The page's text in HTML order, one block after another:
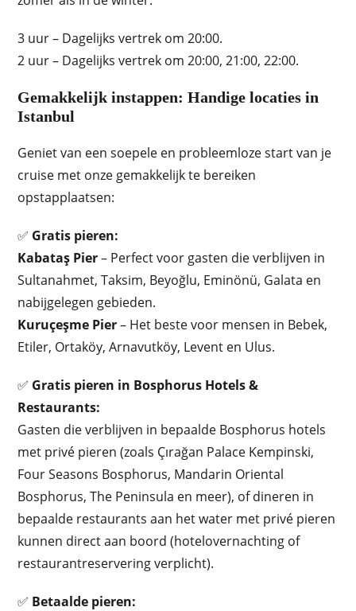
3 uur – Dagelijks vertrek om 20:00.
2 uur – Dagelijks vertrek om 20:00, 21:00, 22:00.
Gemakkelijk instappen: Handige locaties in
Istanbul
Geniet van een soepele en probleemloze start van je
cruise met onze gemakkelijk te bereiken
opstapplaatsen:
✅ Gratis pieren:
Kabataş Pier– Perfect voor gasten die verblijven in
Sultanahmet, Taksim, Beyoğlu, Eminönü, Galata en
nabijgelegen gebieden.
Kuruçeşme Pier– Het beste voor mensen in Bebek,
Etiler, Ortaköy, Arnavutköy, Levent en Ulus.
✅ Gratis pieren in Bosphorus Hotels &
Restaurants:
Gasten die verblijven in bepaalde Bosphorus hotels
met privé pieren (zoals Çırağan Palace Kempinski,
Four Seasons Bosphorus, Mandarin Oriental
Bosphorus, The Peninsula en meer), of dineren in
bepaalde restaurants aan het water met privé pieren
kunnen direct aan boord (hotelovernachting of
restaurantreservering verplicht).
✅ Betaalde pieren: